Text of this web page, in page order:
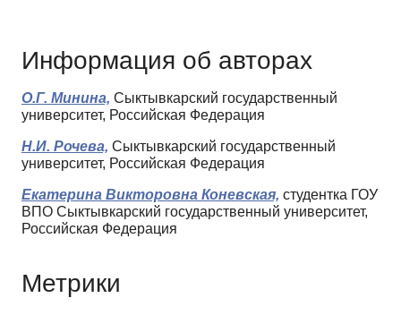
Информация об авторах
О.Г. Минина, Сыктывкарский государственный
университет, Российская Федерация
Н.И. Рочева, Сыктывкарский государственный
университет, Российская Федерация
Екатерина Викторовна Коневская, студентка ГОУ
ВПО Сыктывкарский государственный университет,
Российская Федерация
Метрики